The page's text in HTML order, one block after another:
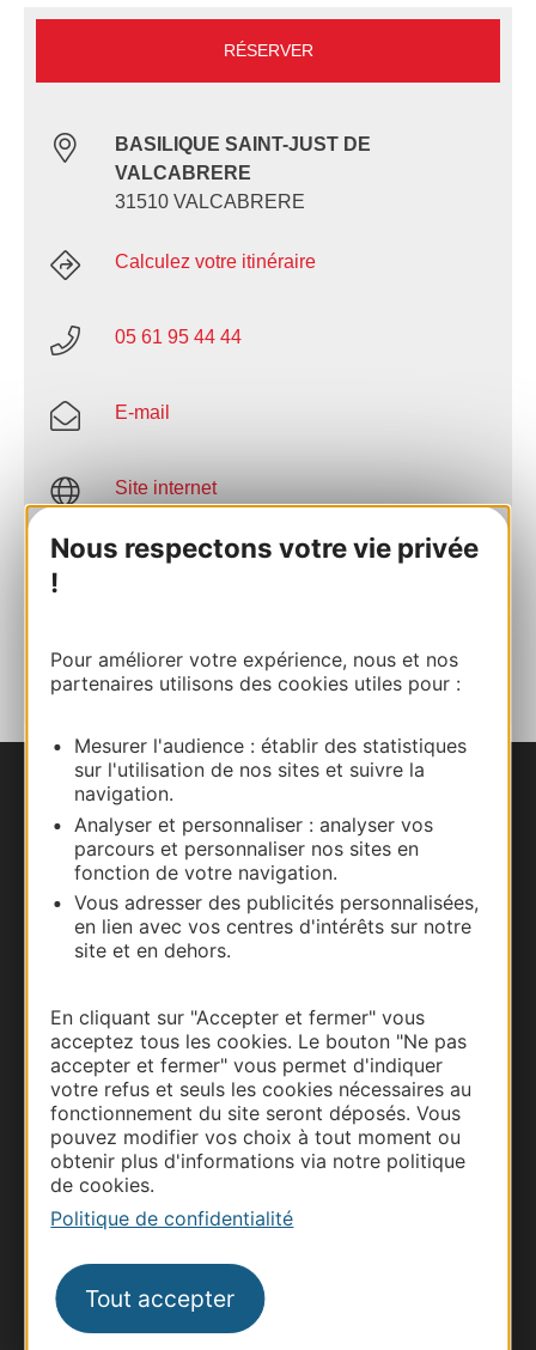
Nous respectons votre vie privée
!
Pour améliorer votre expérience, nous et nos
partenaires utilisons des cookies utiles pour :
Mesurer l'audience : établir des statistiques
sur l'utilisation de nos sites et suivre la
navigation.
Analyser et personnaliser : analyser vos
parcours et personnaliser nos sites en
fonction de votre navigation.
Vous adresser des publicités personnalisées,
en lien avec vos centres d'intérêts sur notre
site et en dehors.
En cliquant sur "Accepter et fermer" vous
acceptez tous les cookies. Le bouton "Ne pas
accepter et fermer" vous permet d'indiquer
votre refus et seuls les cookies nécessaires au
fonctionnement du site seront déposés. Vous
pouvez modifier vos choix à tout moment ou
obtenir plus d'informations via notre politique
de cookies.
Politique de confidentialité
Tout accepter
RÉSERVER
BASILIQUE SAINT-JUST DE
VALCABRERE
31510 VALCABRERE
Calculez votre itinéraire
05 61 95 44 44
E-mail
Site internet
Site internet
AU CARNET
Nous contacter
Carte interactive
Documentation
Thermalisme
Pros d'Occitanie
Site presse et d'influence